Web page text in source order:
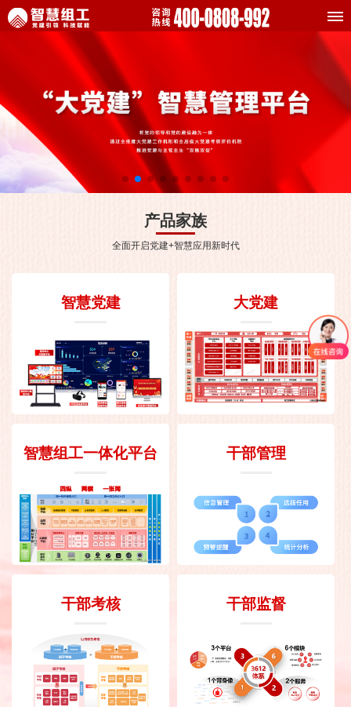
产品家族
全面开启党建+智慧应用新时代
智慧党建 大党建
智慧组工一体化平台 干部管理
干部考核 干部监督